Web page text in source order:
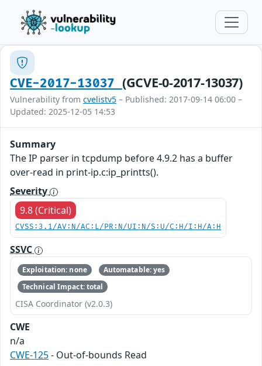
CVE-2017-13037 (GCVE-0-2017-13037)
Vulnerability from cvelistv5 – Published: 2017-09-14 06:00 –
Updated: 2025-12-05 14:53
Summary
The IP parser in tcpdump before 4.9.2 has a buffer
over-read in print-ip.c:ip_printts().
Severity
9.8 (Critical)
CVSS:3.1/AV:N/AC:L/PR:N/UI:N/S:U/C:H/I:H/A:H
SSVC
Exploitation: none
Automatable: yes
Technical Impact: total
CISA Coordinator (v2.0.3)
CWE
n/a
CWE-125- Out-of-bounds Read